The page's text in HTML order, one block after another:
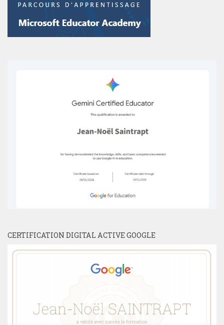
CERTIFICATION DIGITAL ACTIVE GOOGLE